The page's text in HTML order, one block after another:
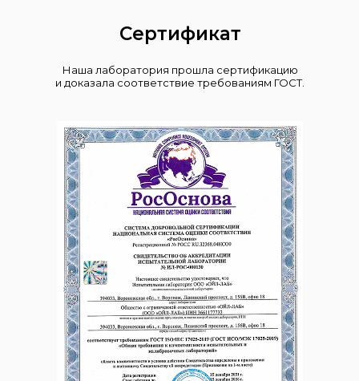
Сертификат
Наша лаборатория прошла сертификацию
и доказала соответствие требованиям ГОСТ.